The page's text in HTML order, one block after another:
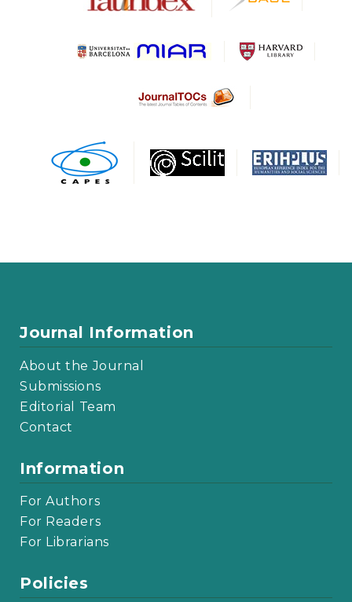
Journal Information
About the Journal
Submissions
Editorial Team
Contact
Information
For Authors
For Readers
For Librarians
Policies